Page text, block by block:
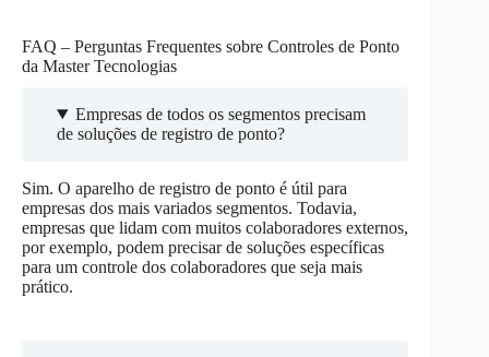
FAQ – Perguntas Frequentes sobre Controles de Ponto
da Master Tecnologias
Empresas de todos os segmentos precisam
de soluções de registro de ponto?
Sim. O aparelho de registro de ponto é útil para
empresas dos mais variados segmentos. Todavia,
empresas que lidam com muitos colaboradores externos,
por exemplo, podem precisar de soluções específicas
para um controle dos colaboradores que seja mais
prático.